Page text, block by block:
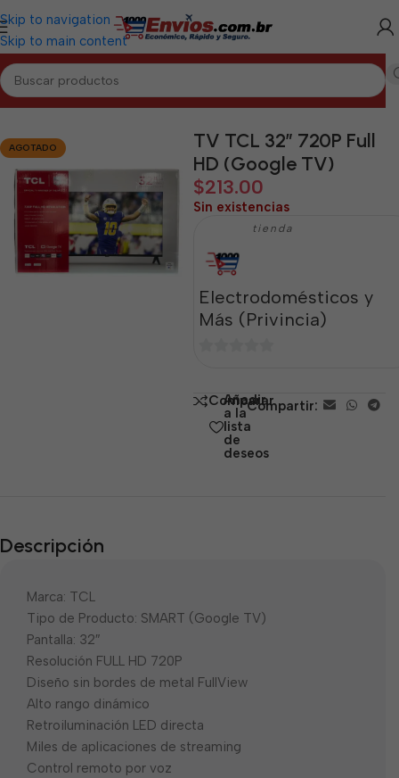
Skip to navigation
Skip to main content
Inicio/ARTEMISA/Electrodomésticos Artemisa
AGOTADO
TV TCL 32” 720P Full
HD (Google TV)
$213.00
Sin existencias
tienda
Electrodomésticos y
Más (Privincia)
5 Comparar
Añadir
a la
lista
de
deseos
Compartir:
Descripción
Marca: TCL
Tipo de Producto: SMART (Google TV)
Pantalla: 32″
Resolución FULL HD 720P
Diseño sin bordes de metal FullView
Alto rango dinámico
Retroiluminación LED directa
Miles de aplicaciones de streaming
Control remoto por voz